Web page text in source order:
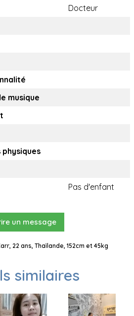
Docteur
musique
physiques
Pas d'enfant
un message
22 ans, Thaïlande, 152cm et 45kg
similaires